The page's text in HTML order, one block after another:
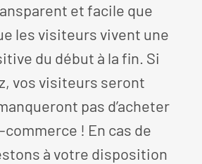
et facile que
les visiteurs vivent une
du début à la fin. Si
vos visiteurs seront
pas d’acheter
! En cas de
à votre disposition